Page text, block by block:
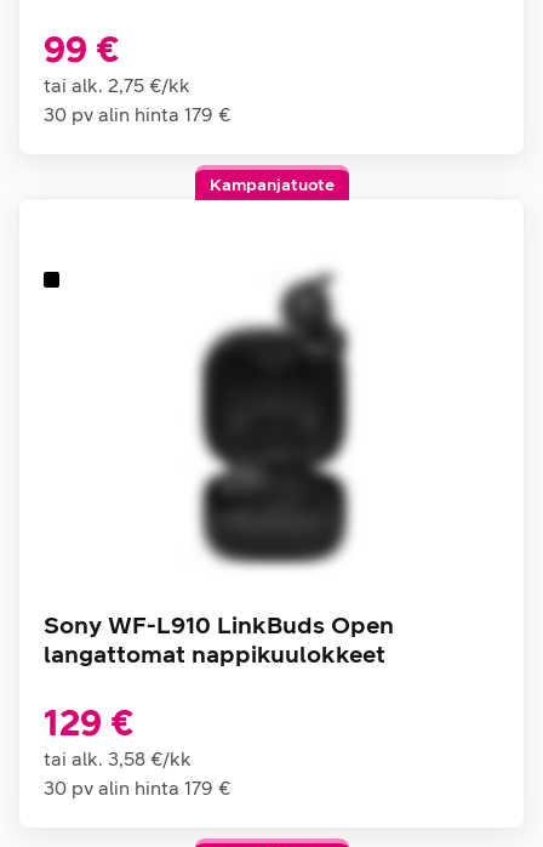
99 €
tai alk. 2,75 €/kk
30 pv alin hinta 179 €
Kampanjatuote
Sony WF-L910 LinkBuds Open
langattomat nappikuulokkeet
129 €
tai alk. 3,58 €/kk
30 pv alin hinta 179 €